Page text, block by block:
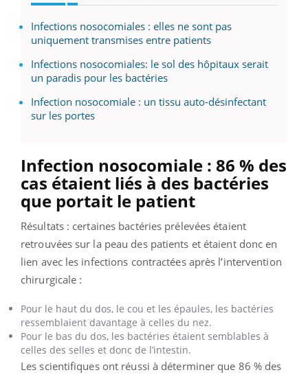
Infections nosocomiales : elles ne sont pas
uniquement transmises entre patients
Infections nosocomiales: le sol des hôpitaux serait
un paradis pour les bactéries
Infection nosocomiale : un tissu auto-désinfectant
sur les portes
Infection nosocomiale : 86 % des
cas étaient liés à des bactéries
que portait le patient
Résultats : certaines bactéries prélevées étaient
retrouvées sur la peau des patients et étaient donc en
lien avec les infections contractées après l’intervention
chirurgicale :
Pour le haut du dos, le cou et les épaules, les bactéries
ressemblaient davantage à celles du nez.
Pour le bas du dos, les bactéries étaient semblables à
celles des selles et donc de l’intestin.
Les scientifiques ont réussi à déterminer que 86 % des